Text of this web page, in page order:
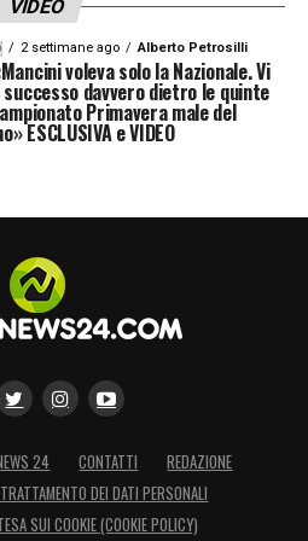
VIDEO
2 settimane ago Alberto Petrosilli
voleva solo la Nazionale. Vi
successo davvero dietro le quinte
Primavera male del
ESCLUSIVA e VIDEO
24 CONTATTI
REDAZIONE
DEI DATI PERSONALI
SUI COOKIE (COOKIE POLICY)